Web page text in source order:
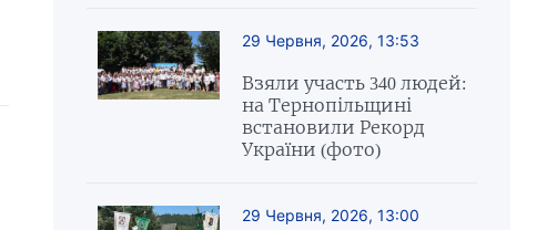
29 Червня, 2026, 13:53
Взяли участь 340 людей:
на Тернопільщині
встановили Рекорд
України (фото)
29 Червня, 2026, 13:00